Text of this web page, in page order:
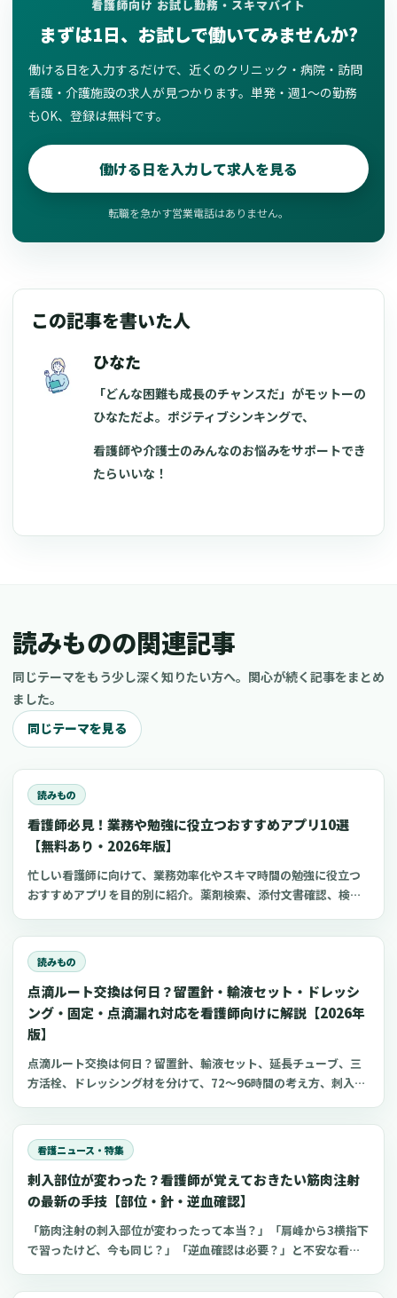
看護師向け お試し勤務・スキマバイト
まずは1日、お試しで働いてみませんか?
働ける日を入力するだけで、近くのクリニック・病院・訪問
看護・介護施設の求人が見つかります。単発・週1〜の勤務
もOK、登録は無料です。
働ける日を入力して求人を見る
転職を急かす営業電話はありません。
この記事を書いた人
ひなた
「どんな困難も成長のチャンスだ」がモットーの
ひなただよ。ポジティブシンキングで、
看護師や介護士のみんなのお悩みをサポートでき
たらいいな！
読みものの関連記事
同じテーマをもう少し深く知りたい方へ。関心が続く記事をまとめ
ました。
同じテーマを見る
読みもの
看護師必見！業務や勉強に役立つおすすめアプリ10選
【無料あり・2026年版】
忙しい看護師に向けて、業務効率化やスキマ時間の勉強に役立つ
おすすめアプリを目的別に紹介。薬剤検索、添付文書確認、検査
心電図学習、シフト管理など、現場や復職準備で使いやすいアプ
リをまとめました。
読みもの
点滴ルート交換は何日？留置針・輸液セット・ドレッシ
ング・固定・点滴漏れ対応を看護師向けに解説【2026年
版】
点滴ルート交換は何日？留置針、輸液セット、延長チューブ、三
方活栓、ドレッシング材を分けて、72〜96時間の考え方、刺入部
看護ニュース・特集
刺入部位が変わった？看護師が覚えておきたい筋肉注射
の最新の手技【部位・針・逆血確認】
「筋肉注射の刺入部位が変わったって本当？」「肩峰から3横指下
で習ったけど、今も同じ？」「逆血確認は必要？」と不安な看護
び方、針のゲージと長さ、皮下注射との違い、神経損傷やSIRVA